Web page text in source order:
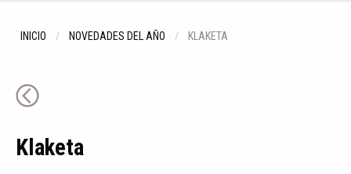
INICIO NOVEDADES DEL AÑO KLAKETA
Klaketa